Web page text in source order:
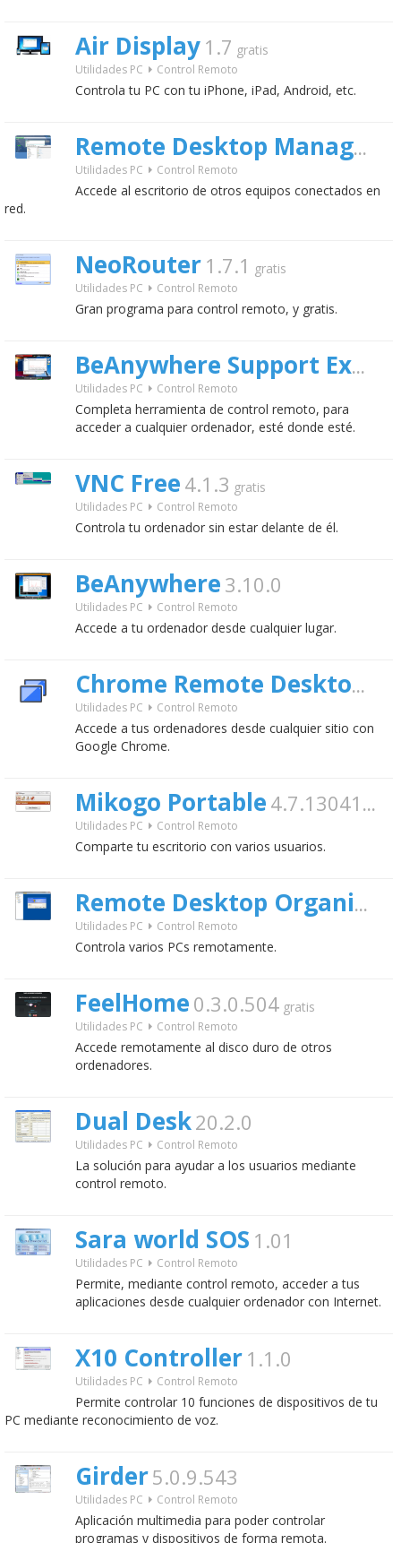
Air Display 1.7 gratis
Utilidades PC Control Remoto
Controla tu PC con tu iPhone, iPad, Android, etc.
Remote Desktop Manager Server
Utilidades PC Control Remoto
Accede al escritorio de otros equipos conectados en
red.
NeoRouter 1.7.1 gratis
Utilidades PC Control Remoto
Gran programa para control remoto, y gratis.
BeAnywhere Support Express
Utilidades PC Control Remoto
Completa herramienta de control remoto, para
acceder a cualquier ordenador, esté donde esté.
VNC Free 4.1.3 gratis
Utilidades PC Control Remoto
Controla tu ordenador sin estar delante de él.
BeAnywhere 3.10.0
Utilidades PC Control Remoto
Accede a tu ordenador desde cualquier lugar.
Chrome Remote Desktop
Utilidades PC Control Remoto
Accede a tus ordenadores desde cualquier sitio con
Google Chrome.
Mikogo Portable 4.7.130410
Utilidades PC Control Remoto
Comparte tu escritorio con varios usuarios.
Remote Desktop Organizer
Utilidades PC Control Remoto
Controla varios PCs remotamente.
FeelHome 0.3.0.504 gratis
Utilidades PC Control Remoto
Accede remotamente al disco duro de otros
ordenadores.
Dual Desk20.2.0
Utilidades PC Control Remoto
La solución para ayudar a los usuarios mediante
control remoto.
Sara world SOS 1.01
Utilidades PC Control Remoto
Permite, mediante control remoto, acceder a tus
aplicaciones desde cualquier ordenador con Internet.
X10 Controller 1.1.0
Utilidades PC Control Remoto
Permite controlar 10 funciones de dispositivos de tu
PC mediante reconocimiento de voz.
Girder5.0.9.543
Utilidades PC Control Remoto
Aplicación multimedia para poder controlar
programas y dispositivos de forma remota.